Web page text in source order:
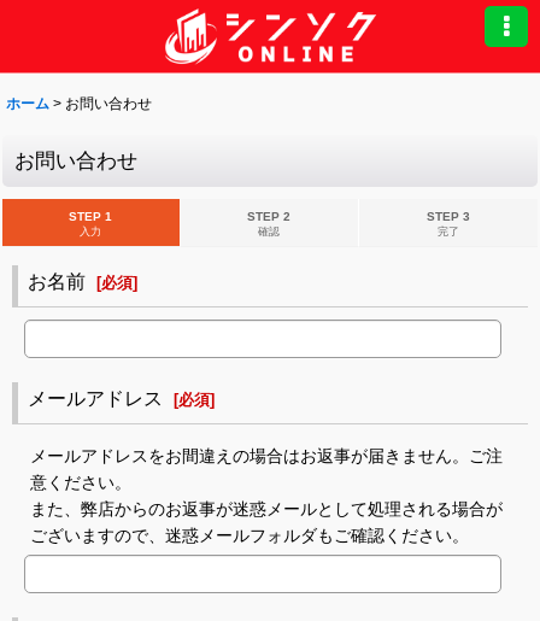
ホーム > お問い合わせ
お問い合わせ
STEP 1
入力
STEP 2
確認
STEP 3
完了
お名前 [必須]
メールアドレス [必須]
メールアドレスをお間違えの場合はお返事が届きません。ご注
意ください。
また、弊店からのお返事が迷惑メールとして処理される場合が
ございますので、迷惑メールフォルダもご確認ください。